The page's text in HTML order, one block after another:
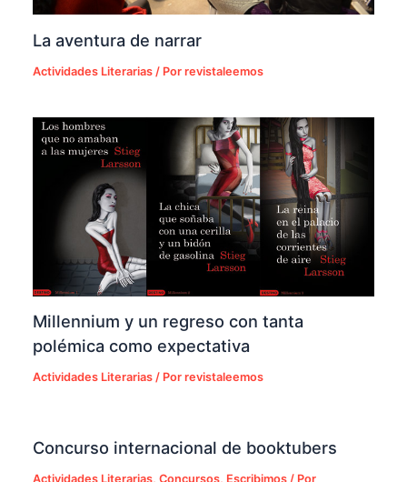
La aventura de narrar
Actividades Literarias / Porrevistaleemos
Millennium y un regreso con tanta
polémica como expectativa
Actividades Literarias / Porrevistaleemos
Concurso internacional de booktubers
Actividades Literarias,Concursos, Escribimos / Por